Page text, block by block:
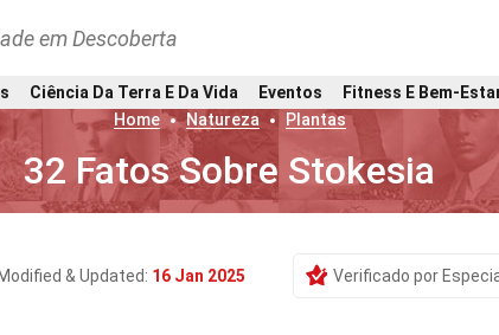
em Descoberta
Ciência Da Terra E Da Vida Eventos
Fitness E Bem-
Home
Natureza Plantas
32 Fatos Sobre Stokesia
Modified & Updated: 16 Jan 2025 Verificado por